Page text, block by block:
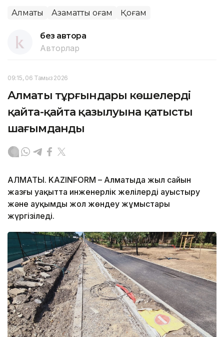
Алматы Азаматтық қоғам Қоғам
без автора
Авторлар
09:15, 06 Тамыз 2026
Алматы тұрғындары көшелердің
қайта-қайта қазылуына қатысты
шағымданды
АЛМАТЫ. KAZINFORM – Алматыда жыл сайын
жазғы уақытта инженерлік желілерді ауыстыру
және ауқымды жол жөндеу жұмыстары
жүргізіледі.